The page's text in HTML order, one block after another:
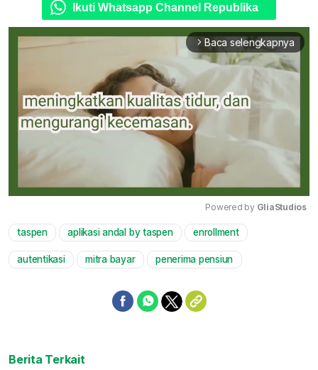
Ikuti Whatsapp Channel Republika
arrow_forward_ios Baca selengkapnya
Powered by GliaStudios
taspen aplikasi andal by taspen enrollment
autentikasi mitra bayar penerima pensiun
Berita Terkait